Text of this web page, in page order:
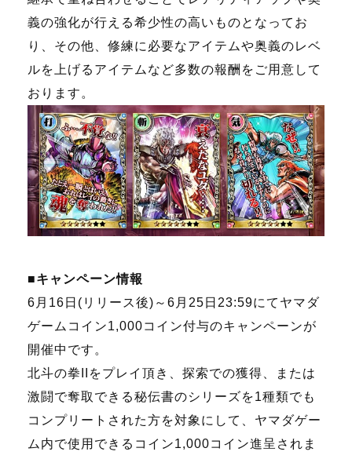
義の強化が行える希少性の高いものとなってお
り、その他、修練に必要なアイテムや奥義のレベ
ルを上げるアイテムなど多数の報酬をご用意して
おります。
■キャンペーン情報
6月 16 日 ( リリース後) ～ 6 月 25 日 23:59にてヤマダ
ゲームコイン1,000コイン付与のキャンペーンが
開催中です。
北斗の拳
をプレイ頂き、探索での獲得、または
激闘で奪取できる秘伝書のシリーズを1種類でも
コンプリートされた方を対象にして、ヤマダゲー
ム内で使用できるコイン1,000コイン進呈されま